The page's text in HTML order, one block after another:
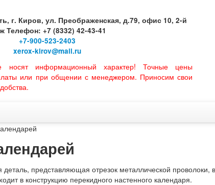
г. Киров, ул. Преображенская, д.79, офис 10, 2-й
Телефон: +7 (8332) 42-43-41
+7-900-523-2403
xerox-kirov@mail.ru
информационный характер! Точные цены
или при общении с менеджером. Приносим свои
представляющая отрезок металлической проволоки,
в конструкцию перекидного настенного календаря.